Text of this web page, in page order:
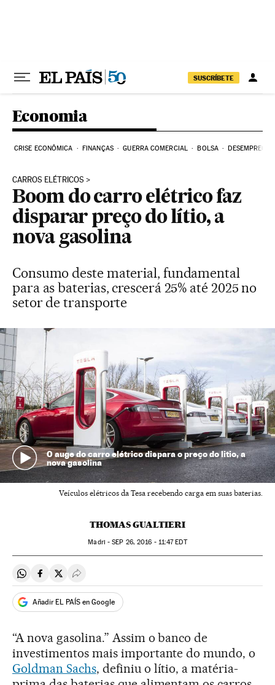
SUSCRÍBETE
Economia
CRISE ECONÔMICA FINANÇAS GUERRA COMERCIAL BOLSA DESEMPREGO
CARROS ELÉTRICOS
Boom do carro elétrico faz
disparar preço do lítio, a
nova gasolina
Consumo deste material, fundamental
para as baterias, crescerá 25% até 2025 no
setor de transporte
O auge do carro elétrico dispara o preço do litio, a
nova gasolina
Veículos elétricos da Tesa recebendo carga em suas baterias.
THOMAS GUALTIERI
Madri -SEP 26, 2016 - 11:47EDT
Compartir en Whatsapp
Compartir en Facebook
Compartir en Twitter
Desplegar Redes Sociales
Añadir EL PAÍS en Google
“A nova gasolina.” Assim o banco de
investimentos mais importante do mundo, o
Goldman Sachs, definiu o lítio, a matéria-